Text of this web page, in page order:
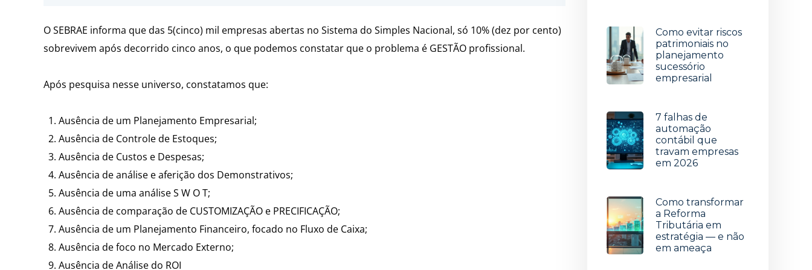
O SEBRAE informa que das 5(cinco) mil empresas abertas no Sistema do Simples Nacional, só 10% (dez por cento)
sobrevivem após decorrido cinco anos, o que podemos constatar que o problema é GESTÃO profissional.
Após pesquisa nesse universo, constatamos que:
Ausência de um Planejamento Empresarial;
Ausência de Controle de Estoques;
Ausência de Custos e Despesas;
Ausência de análise e aferição dos Demonstrativos;
Ausência de uma análise S W O T;
Ausência de comparação de CUSTOMIZAÇÃO e PRECIFICAÇÃO;
Ausência de um Planejamento Financeiro, focado no Fluxo de Caixa;
Ausência de foco no Mercado Externo;
Ausência de Análise do ROI
Como evitar riscos
patrimoniais no
planejamento
sucessório
empresarial
7 falhas de
automação
contábil que
travam empresas
em 2026
Como transformar
a Reforma
Tributária em
estratégia — e não
em ameaça